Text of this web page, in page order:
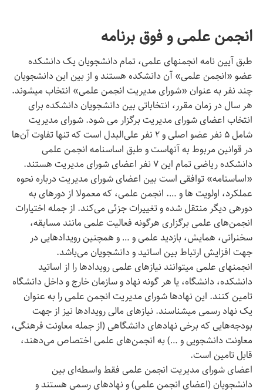
انجمن علمی و فوق برنامه
طبق آیین نامه انجمن‎های علمی، تمام دانشجویان یک دانشکده
عضو «انجمن علمی» آن دانشکده هستند و از بین این دانشجویان
چند نفر به عنوان «شورای مدیریت انجمن علمی» انتخاب می‎شوند.
هر سال در زمان مقرر، انتخاباتی بین دانشجویان دانشکده برای
انتخاب اعضای شورای مدیریت برگزار می شود. شورای مدیریت
شامل ۵ نفر عضو اصلی و ۲ نفر علی‌البدل است که تنها تفاوت آن‌ها
در قوانین مربوط به آنهاست و طبق اساسنامه انجمن علمی
دانشکده ریاضی تمام این ۷ نفر اعضای شورای مدیریت هستند.
«اساسنامه» توافقی است بین اعضای شورای مدیریت درباره نحوه
عملکرد، اولویت ها و …. انجمن علمی، که معمولا از دوره‎ای به
دوره‎ی دیگر منتقل شده و تغییرات جزئی می‌کند. از جمله اختیارات
انجمن‌های علمی برگزاری هر‌گونه فعالیت علمی مانند مسابقه،
سخنرانی، همایش، بازدید علمی و … و همچنین رویدادهایی در
جهت افزایش ارتباط بین اساتید و دانشجویان می‎‌باشد.
انجمن‎های علمی می‎توانند نیازهای علمی رویدادها را از اساتید
دانشکده، دانشگاه، یا هر گونه نهاد و سازمان خارج و داخل دانشگاه
تامین کنند. این نهادها شورای مدیریت انجمن علمی را به عنوان
یک نهاد رسمی می‎شناسند. نیازهای مالی رویدادها نیز از جهت
بودجه‌هایی که برخی نهادهای دانشگاهی (از جمله معاونت فرهنگی،
معاونت دانشجویی و …) به انجمن‌های علمی اختصاص می‌دهند،
قابل تامین است.
اعضای شورای مدیریت انجمن علمی فقط واسطه‌ای بین
دانشجویان (اعضای انجمن علمی) و نهادهای رسمی هستند و